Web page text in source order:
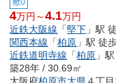
4万円～4.1万円
近鉄大阪線 「堅下 」駅
関西本線 「柏原 」駅 徒
近鉄道明寺線 「柏原 」
築28年 / 30.69㎡
大阪府柏原市大県 ４丁